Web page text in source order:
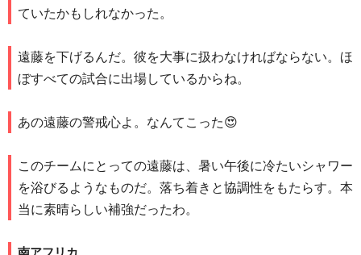
ていたかもしれなかった。
遠藤を下げるんだ。彼を大事に扱わなければならない。ほ
ぼすべての試合に出場しているからね。
あの遠藤の警戒心よ。なんてこった😍
このチームにとっての遠藤は、暑い午後に冷たいシャワー
を浴びるようなものだ。落ち着きと協調性をもたらす。本
当に素晴らしい補強だったわ。